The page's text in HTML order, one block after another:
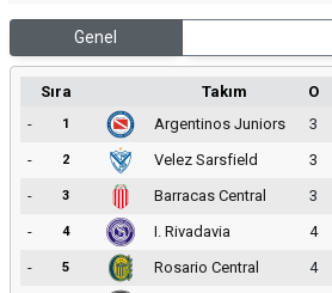
Genel
Sıra Takım O
-
1 Argentinos Juniors 3
-
2 Velez Sarsfield 3
-
3 Barracas Central 3
-
4 I. Rivadavia 4
-
5 Rosario Central 4